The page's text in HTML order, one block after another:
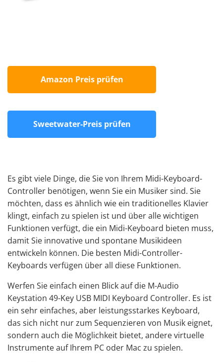
Amazon Preis prüfen
Sweetwater-Preis prüfen
Es gibt viele Dinge, die Sie von Ihrem Midi-Keyboard-
Controller benötigen, wenn Sie ein Musiker sind. Sie
möchten, dass es ähnlich wie ein traditionelles Klavier
klingt, einfach zu spielen ist und über alle wichtigen
Funktionen verfügt, die ein Midi-Keyboard bieten muss,
damit Sie innovative und spontane Musikideen
entwickeln können. Die besten Midi-Controller-
Keyboards verfügen über all diese Funktionen.
Werfen Sie einfach einen Blick auf die M-Audio
Keystation 49-Key USB MIDI Keyboard Controller. Es ist
ein sehr einfaches, aber leistungsstarkes Keyboard,
das sich nicht nur zum Sequenzieren von Musik eignet,
sondern auch die Möglichkeit bietet, andere virtuelle
Instrumente auf Ihrem PC oder Mac zu spielen.